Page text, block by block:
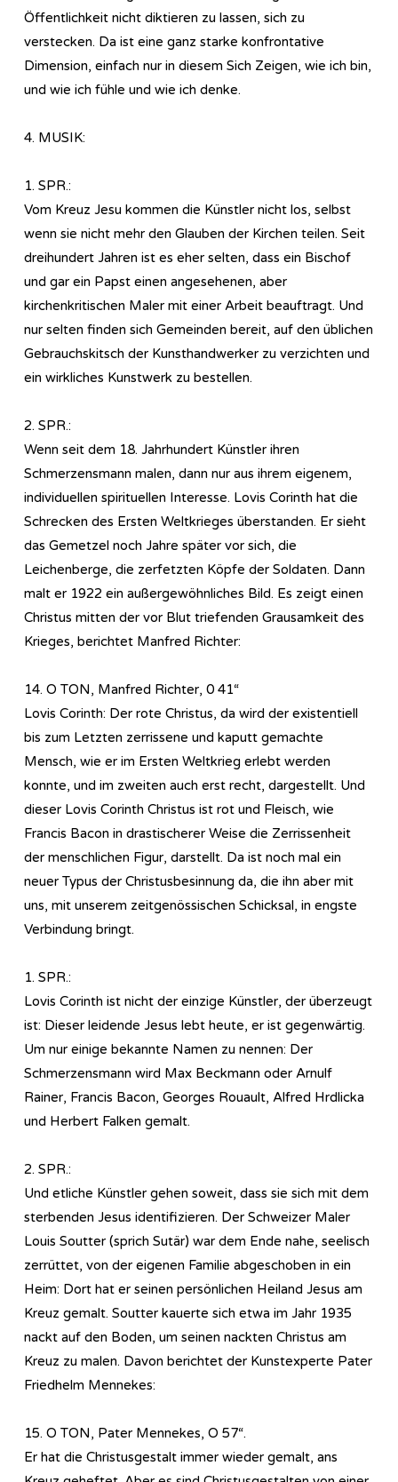
Öffentlichkeit nicht diktieren zu lassen, sich zu
verstecken. Da ist eine ganz starke konfrontative
Dimension, einfach nur in diesem Sich Zeigen, wie ich bin,
und wie ich fühle und wie ich denke.
4. MUSIK:
1. SPR.:
Vom Kreuz Jesu kommen die Künstler nicht los, selbst
wenn sie nicht mehr den Glauben der Kirchen teilen. Seit
dreihundert Jahren ist es eher selten, dass ein Bischof
und gar ein Papst einen angesehenen, aber
kirchenkritischen Maler mit einer Arbeit beauftragt. Und
nur selten finden sich Gemeinden bereit, auf den üblichen
Gebrauchskitsch der Kunsthandwerker zu verzichten und
ein wirkliches Kunstwerk zu bestellen.
2. SPR.:
Wenn seit dem 18. Jahrhundert Künstler ihren
Schmerzensmann malen, dann nur aus ihrem eigenem,
individuellen spirituellen Interesse. Lovis Corinth hat die
Schrecken des Ersten Weltkrieges überstanden. Er sieht
das Gemetzel noch Jahre später vor sich, die
Leichenberge, die zerfetzten Köpfe der Soldaten. Dann
malt er 1922 ein außergewöhnliches Bild. Es zeigt einen
Christus mitten der vor Blut triefenden Grausamkeit des
Krieges, berichtet Manfred Richter:
14. O TON, Manfred Richter, 0 41“
Lovis Corinth: Der rote Christus, da wird der existentiell
bis zum Letzten zerrissene und kaputt gemachte
Mensch, wie er im Ersten Weltkrieg erlebt werden
konnte, und im zweiten auch erst recht, dargestellt. Und
dieser Lovis Corinth Christus ist rot und Fleisch, wie
Francis Bacon in drastischerer Weise die Zerrissenheit
der menschlichen Figur, darstellt. Da ist noch mal ein
neuer Typus der Christusbesinnung da, die ihn aber mit
uns, mit unserem zeitgenössischen Schicksal, in engste
Verbindung bringt.
1. SPR.:
Lovis Corinth ist nicht der einzige Künstler, der überzeugt
ist: Dieser leidende Jesus lebt heute, er ist gegenwärtig.
Um nur einige bekannte Namen zu nennen: Der
Schmerzensmann wird Max Beckmann oder Arnulf
Rainer, Francis Bacon, Georges Rouault, Alfred Hrdlicka
und Herbert Falken gemalt.
2. SPR.:
Und etliche Künstler gehen soweit, dass sie sich mit dem
sterbenden Jesus identifizieren. Der Schweizer Maler
Louis Soutter (sprich Sutär) war dem Ende nahe, seelisch
zerrüttet, von der eigenen Familie abgeschoben in ein
Heim: Dort hat er seinen persönlichen Heiland Jesus am
Kreuz gemalt. Soutter kauerte sich etwa im Jahr 1935
nackt auf den Boden, um seinen nackten Christus am
Kreuz zu malen. Davon berichtet der Kunstexperte Pater
Friedhelm Mennekes:
15. O TON, Pater Mennekes, O 57“.
Er hat die Christusgestalt immer wieder gemalt, ans